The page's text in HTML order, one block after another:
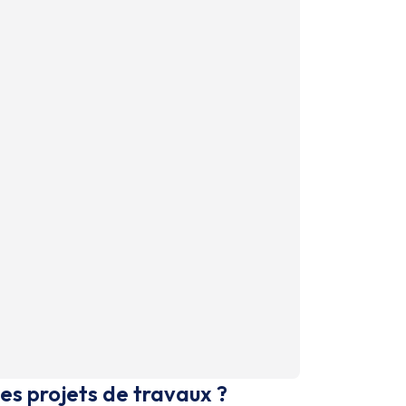
projets de travaux ?